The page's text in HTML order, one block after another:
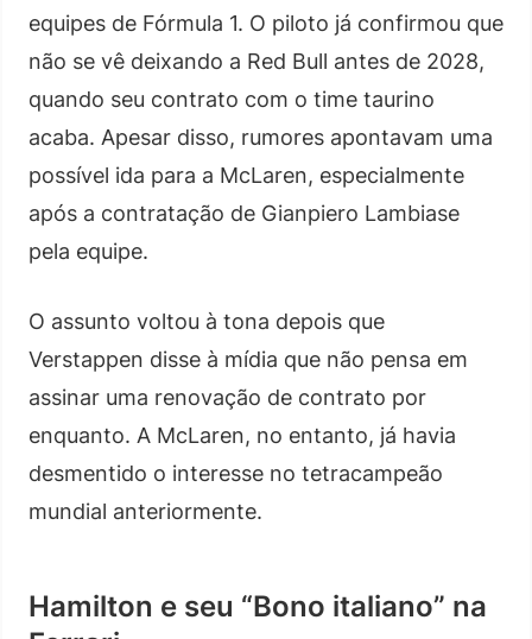
equipes de Fórmula 1. O piloto já confirmou que
não se vê deixando a Red Bull antes de 2028,
quando seu contrato com o time taurino
acaba. Apesar disso, rumores apontavam uma
possível ida para a McLaren, especialmente
após a contratação de Gianpiero Lambiase
pela equipe.
O assunto voltou à tona depois que
Verstappen disse à mídia que não pensa em
assinar uma renovação de contrato por
enquanto. A McLaren, no entanto, já havia
desmentido o interesse no tetracampeão
mundial anteriormente.
Hamilton e seu “Bono italiano” na